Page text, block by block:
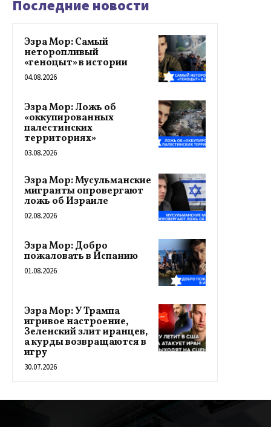
Последние новости
Эзра Мор: Самый
неторопливый
«геноцыт» в истории
04.08.2026
Эзра Мор: Ложь об
«оккупированных
палестинских
территориях»
03.08.2026
Эзра Мор: Мусульманские
мигранты опровергают
ложь об Израиле
02.08.2026
Эзра Мор: Добро
пожаловать в Испанию
01.08.2026
Эзра Мор: У Трампа
игривое настроение,
Зеленский злит иранцев,
а курды возвращаются в
игру
30.07.2026